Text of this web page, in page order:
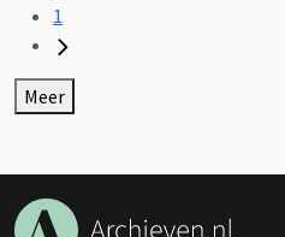
1
Meer